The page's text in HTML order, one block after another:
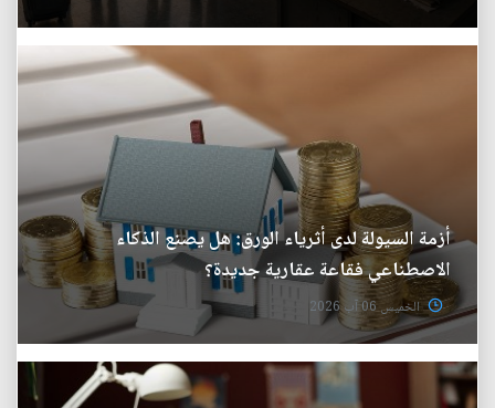
أزمة السيولة لدى أثرياء الورق: هل يصنع الذكاء
الاصطناعي فقاعة عقارية جديدة؟
الخميس 06 آب 2026